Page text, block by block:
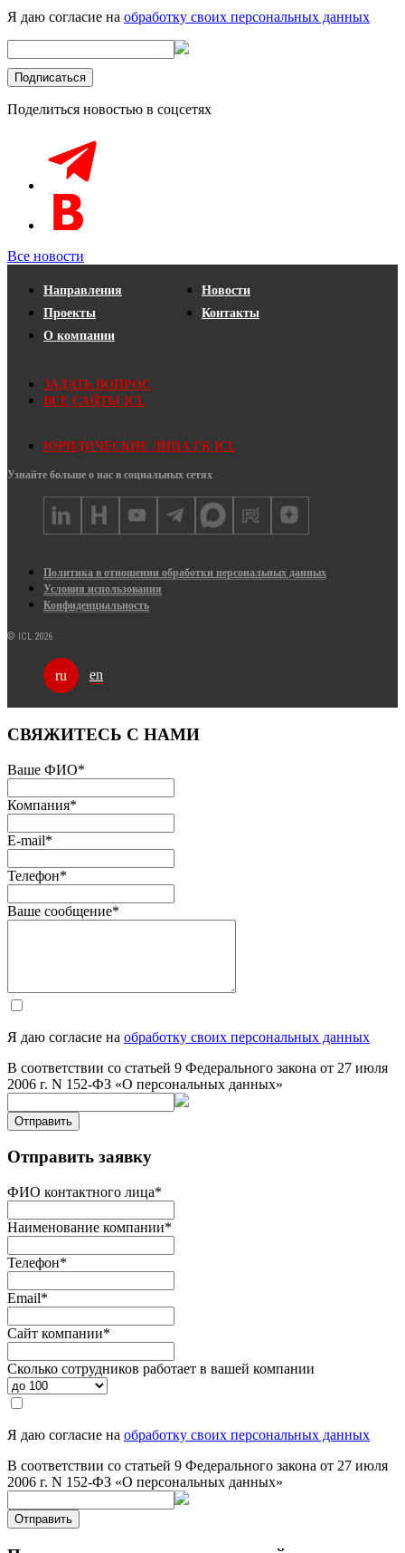
Я даю согласие на обработку своих персональных данных
Поделиться новостью в соцсетях
Все новости
Направления
Проекты
О компании
Новости
Контакты
ЗАДАТЬ ВОПРОС
ВСЕ САЙТЫ ICL
ЮРИДИЧЕСКИЕ ЛИЦА ГК ICL
Узнайте больше о нас в социальных сетях
Политика в отношении обработки персональных данных
Условия использования
Конфиденциальность
© ICL 2026
ru en
СВЯЖИТЕСЬ С НАМИ
Ваше ФИО*
Компания*
E-mail*
Телефон*
Ваше сообщение*
Я даю согласие на обработку своих персональных данных
В соответствии со статьей 9 Федерального закона от 27 июля
2006 г. N 152-ФЗ «О персональных данных»
Отправить
Отправить заявку
ФИО контактного лица*
Наименование компании*
Телефон*
Email*
Сайт компании*
Сколько сотрудников работает в вашей компании
Я даю согласие на обработку своих персональных данных
В соответствии со статьей 9 Федерального закона от 27 июля
2006 г. N 152-ФЗ «О персональных данных»
Отправить